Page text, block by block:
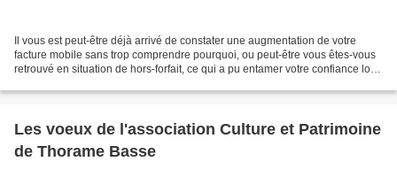
Il vous est peut-être déjà arrivé de constater une augmentation de votre
facture mobile sans trop comprendre pourquoi, ou peut-être vous êtes-vous
retrouvé en situation de hors-forfait, ce qui a pu entamer votre confiance lors
Les voeux de l'association Culture et Patrimoine
de Thorame Basse